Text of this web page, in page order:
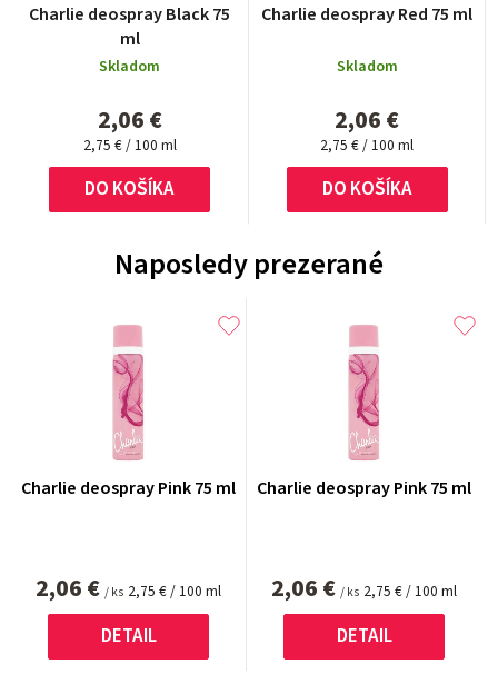
Charlie deospray Black 75
ml
Skladom
2,06 €
Jednotková
cena:
2,75 € / 100 ml
DO KOŠÍKA
Charlie deospray Red 75 ml
Skladom
2,06 €
Jednotková
cena:
2,75 € / 100 ml
DO KOŠÍKA
Naposledy prezerané
Charlie deospray Pink 75 ml
2,06 € / ks Jednotková
cena:
2,75 € / 100 ml
DETAIL
Charlie deospray Pink 75 ml
2,06 € / ks Jednotková
cena:
2,75 € / 100 ml
DETAIL